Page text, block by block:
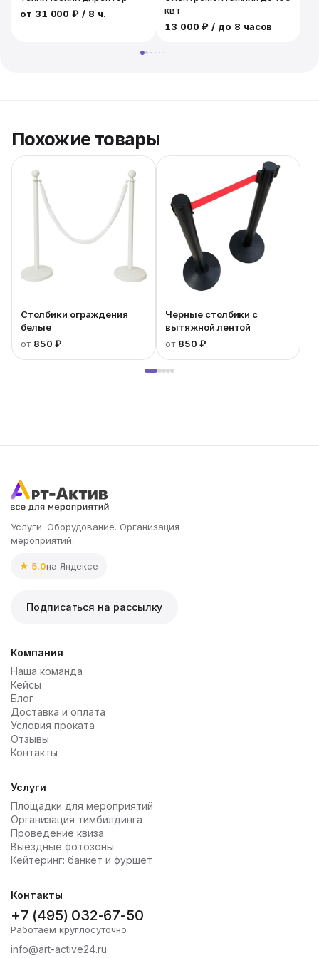
от 31 000 ₽ / 8 ч.
квт
13 000 ₽ / до 8 часов
Похожие товары
Столбики ограждения
белые
от 850 ₽
Черные столбики с
вытяжной лентой
от 850 ₽
Услуги. Оборудование. Организация
мероприятий.
★ 5.0на Яндексе
Подписаться на рассылку
Компания
Наша команда
Кейсы
Блог
Доставка и оплата
Условия проката
Отзывы
Контакты
Услуги
Площадки для мероприятий
Организация тимбилдинга
Проведение квиза
Выездные фотозоны
Кейтеринг: банкет и фуршет
Контакты
+7 (495) 032-67-50
Работаем круглосуточно
info@art-active24.ru